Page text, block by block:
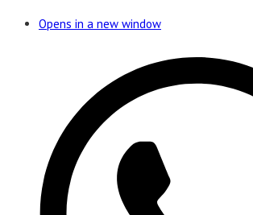
Opens in a new window